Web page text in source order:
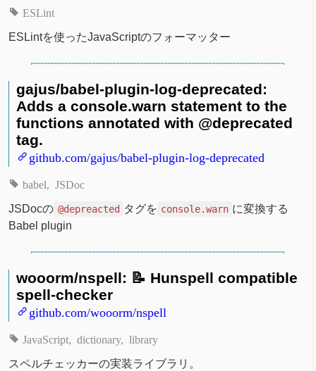
ESLint
ESLintを使ったJavaScriptのフォーマッター
gajus/babel-plugin-log-deprecated:
Adds a console.warn statement to the
functions annotated with @deprecated
tag.
github.com/gajus/babel-plugin-log-deprecated
babel JSDoc
JSDocの @depreacted タグを console.warn に変換する
Babel plugin
wooorm/nspell: 📝 Hunspell compatible
spell-checker
github.com/wooorm/nspell
JavaScript dictionary library
スペルチェッカーの実装ライブラリ。